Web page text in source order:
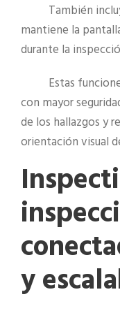
También
mantiene la
durante la
Estas
con mayor
de los hallazgos y
orientación visual
y